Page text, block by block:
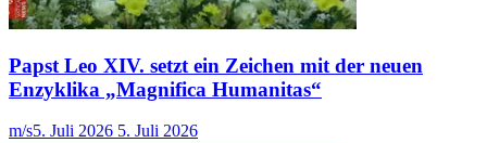
Papst Leo XIV. setzt ein Zeichen mit der neuen
Enzyklika „Magnifica Humanitas“
m/s5. Juli 2026 5. Juli 2026